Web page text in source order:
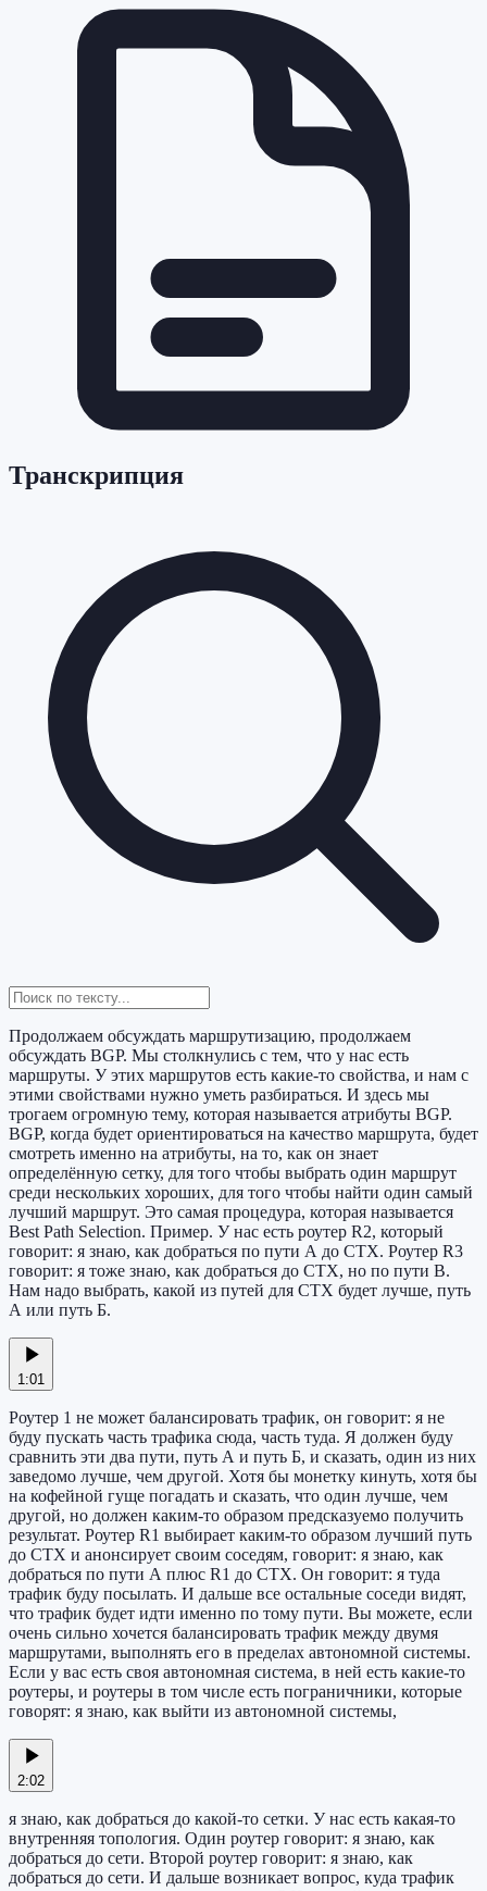
Транскрипция
Продолжаем обсуждать маршрутизацию, продолжаем
обсуждать BGP. Мы столкнулись с тем, что у нас есть
маршруты. У этих маршрутов есть какие-то свойства, и нам с
этими свойствами нужно уметь разбираться. И здесь мы
трогаем огромную тему, которая называется атрибуты BGP.
BGP, когда будет ориентироваться на качество маршрута, будет
смотреть именно на атрибуты, на то, как он знает
определённую сетку, для того чтобы выбрать один маршрут
среди нескольких хороших, для того чтобы найти один самый
лучший маршрут. Это самая процедура, которая называется
Best Path Selection. Пример. У нас есть роутер R2, который
говорит: я знаю, как добраться по пути А до CTX. Роутер R3
говорит: я тоже знаю, как добраться до CTX, но по пути B.
Нам надо выбрать, какой из путей для CTX будет лучше, путь
А или путь Б.
1:01
Роутер 1 не может балансировать трафик, он говорит: я не
буду пускать часть трафика сюда, часть туда. Я должен буду
сравнить эти два пути, путь А и путь Б, и сказать, один из них
заведомо лучше, чем другой. Хотя бы монетку кинуть, хотя бы
на кофейной гуще погадать и сказать, что один лучше, чем
другой, но должен каким-то образом предсказуемо получить
результат. Роутер R1 выбирает каким-то образом лучший путь
до CTX и анонсирует своим соседям, говорит: я знаю, как
добраться по пути А плюс R1 до CTX. Он говорит: я туда
трафик буду посылать. И дальше все остальные соседи видят,
что трафик будет идти именно по тому пути. Вы можете, если
очень сильно хочется балансировать трафик между двумя
маршрутами, выполнять его в пределах автономной системы.
Если у вас есть своя автономная система, в ней есть какие-то
роутеры, и роутеры в том числе есть пограничники, которые
говорят: я знаю, как выйти из автономной системы,
2:02
я знаю, как добраться до какой-то сетки. У нас есть какая-то
внутренняя топология. Один роутер говорит: я знаю, как
добраться до сети. Второй роутер говорит: я знаю, как
добраться до сети. И дальше возникает вопрос, куда трафик